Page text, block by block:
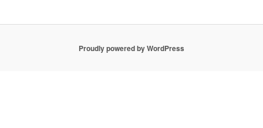
Proudly powered by WordPress